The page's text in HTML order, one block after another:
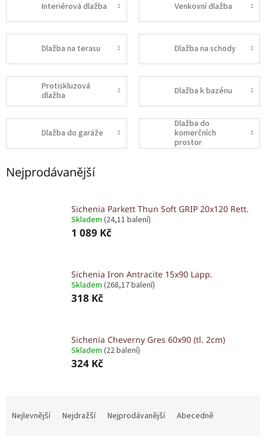
Interiérová dlažba Venkovní dlažba
Dlažba na terasu Dlažba na schody
Protiskluzová
dlažba
Dlažba k bazénu
Dlažba do garáže
Dlažba do
komerčních
prostor
Nejprodávanější
Sichenia Parkett Thun Soft GRIP 20x120 Rett.
Skladem (24,11 balení)
1 089 Kč
Sichenia Iron Antracite 15x90 Lapp.
Skladem (268,17 balení)
318 Kč
Sichenia Cheverny Gres 60x90 (tl. 2cm)
Skladem (22 balení)
324 Kč
Nejlevnější Nejdražší Nejprodávanější Abecedně